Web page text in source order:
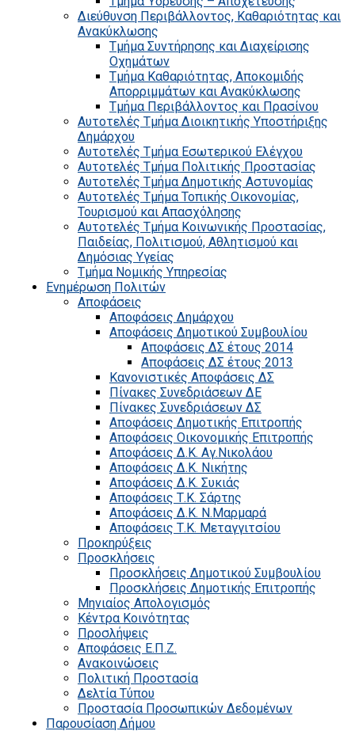
Διεύθυνση Περιβάλλοντος, Καθαριότητας και
Ανακύκλωσης
Τμήμα Συντήρησης και Διαχείρισης
Οχημάτων
Τμήμα Καθαριότητας, Αποκομιδής
Απορριμμάτων και Ανακύκλωσης
Τμήμα Περιβάλλοντος και Πρασίνου
Αυτοτελές Τμήμα Διοικητικής Υποστήριξης
Δημάρχου
Αυτοτελές Τμήμα Εσωτερικού Ελέγχου
Αυτοτελές Τμήμα Πολιτικής Προστασίας
Αυτοτελές Τμήμα Δημοτικής Αστυνομίας
Αυτοτελές Τμήμα Τοπικής Οικονομίας,
Τουρισμού και Απασχόλησης
Αυτοτελές Τμήμα Κοινωνικής Προστασίας,
Παιδείας, Πολιτισμού, Αθλητισμού και
Δημόσιας Υγείας
Τμήμα Νομικής Υπηρεσίας
Ενημέρωση Πολιτών
Αποφάσεις
Αποφάσεις Δημάρχου
Αποφάσεις Δημοτικού Συμβουλίου
Αποφάσεις ΔΣ έτους 2014
Αποφάσεις ΔΣ έτους 2013
Κανονιστικές Αποφάσεις ΔΣ
Πίνακες Συνεδριάσεων ΔΕ
Πίνακες Συνεδριάσεων ΔΣ
Αποφάσεις Δημοτικής Επιτροπής
Αποφάσεις Οικονομικής Επιτροπής
Αποφάσεις Δ.Κ. Αγ.Νικολάου
Αποφάσεις Δ.Κ. Νικήτης
Αποφάσεις Δ.Κ. Συκιάς
Αποφάσεις Τ.Κ. Σάρτης
Αποφάσεις Δ.Κ. Ν.Μαρμαρά
Αποφάσεις Τ.Κ. Μεταγγιτσίου
Προκηρύξεις
Προσκλήσεις
Προσκλήσεις Δημοτικού Συμβουλίου
Προσκλήσεις Δημοτικής Επιτροπής
Μηνιαίος Απολογισμός
Κέντρα Κοινότητας
Προσλήψεις
Αποφάσεις Ε.Π.Ζ.
Ανακοινώσεις
Πολιτική Προστασία
Δελτία Τύπου
Προστασία Προσωπικών Δεδομένων
Παρουσίαση Δήμου